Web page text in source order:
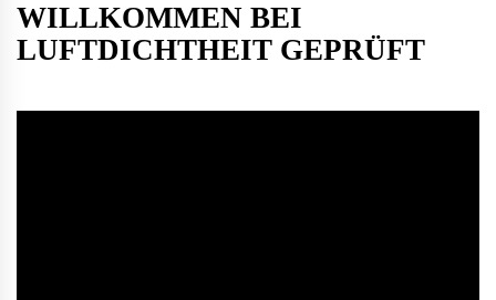
WILLKOMMEN BEI
LUFTDICHTHEIT GEPRÜFT